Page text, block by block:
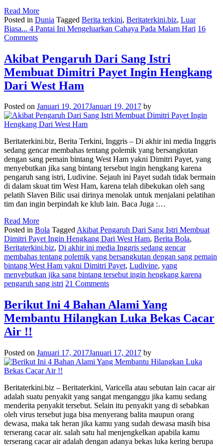
Read More
Posted in Dunia Tagged Berita terkini, Beritaterkini.biz, Luar
Biasa... 4 Pantai Ini Mengeluarkan Cahaya Pada Malam Hari 16
Comments
Akibat Pengaruh Dari Sang Istri
Membuat Dimitri Payet Ingin Hengkang
Dari West Ham
Posted on Januari 19, 2017Januari 19, 2017 by
Beritaterkini.biz, Berita Terkini, Inggris – Di akhir ini media Inggris
sedang gencar membahas tentang polemik yang bersangkutan
dengan sang pemain bintang West Ham yakni Dimitri Payet, yang
menyebutkan jika sang bintang tersebut ingin hengkang karena
pengaruh sang istri, Ludivine. Sejauh ini Payet sudah tidak bermain
di dalam skuat tim West Ham, karena telah dibekukan oleh sang
pelatih Slaven Bilic usai dirinya menolak untuk menjalani pelatihan
tim dan ingin berpindah ke klub lain. Baca Juga :…
Read More
Posted in Bola TaggedAkibat Pengaruh Dari Sang Istri Membuat
Dimitri Payet Ingin Hengkang Dari West Ham, Berita Bola,
Beritaterkini.biz, Di akhir ini media Inggris sedang gencar
membahas tentang polemik yang bersangkutan dengan sang pemain
bintang West Ham yakni Dimitri Payet, Ludivine, yang
menyebutkan jika sang bintang tersebut ingin hengkang karena
pengaruh sang istri 21 Comments
Berikut Ini 4 Bahan Alami Yang
Membantu Hilangkan Luka Bekas Cacar
Air !!
Posted on Januari 17, 2017Januari 17, 2017 by
Beritaterkini.biz – Beritaterkini, Varicella atau sebutan lain cacar air
adalah suatu penyakit yang sangat menganggu jika kamu sedang
menderita penyakit tersebut. Selain itu penyakit yang di sebabkan
oleh virus tersebut juga bisa menyerang balita maupun orang
dewasa, maka tak heran jika kamu yang sudah dewasa masih bisa
terserang cacar air. salah satu hal menjengkelkan apabila kamu
terserang cacar air adalah dengan adanya bekas luka kering berupa